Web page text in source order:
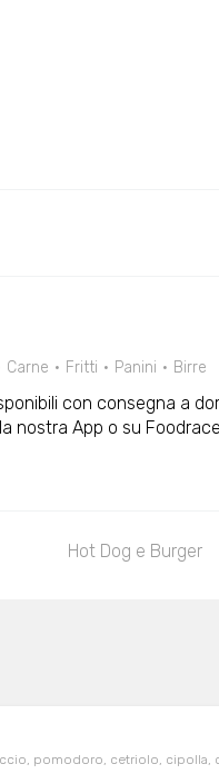
Carne Fritti Panini Birre
con consegna a
nostra App o su
Hot Dog e Burger
pomodoro, cetriolo, cipolla,